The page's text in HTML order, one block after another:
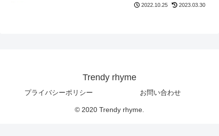
2022.10.25 2023.03.30
Trendy rhyme
プライバシーポリシー お問い合わせ
© 2020 Trendy rhyme.